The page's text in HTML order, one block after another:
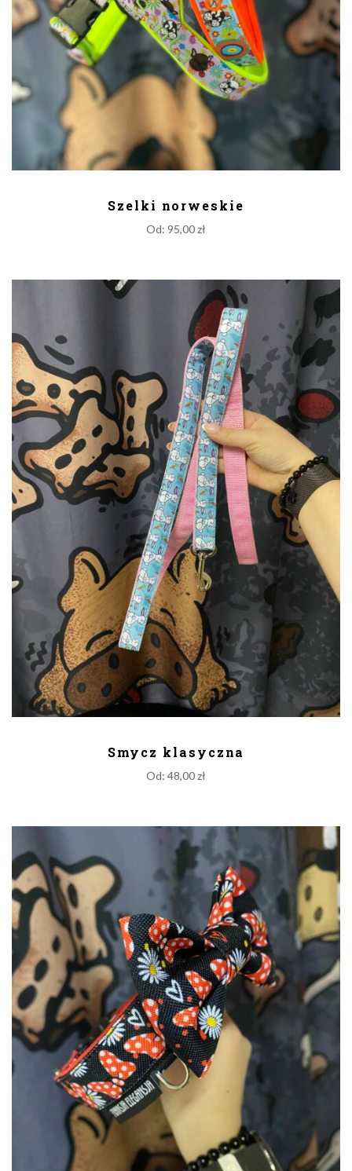
Szelki norweskie
Od: 95,00zł
Smycz klasyczna
Od: 48,00zł